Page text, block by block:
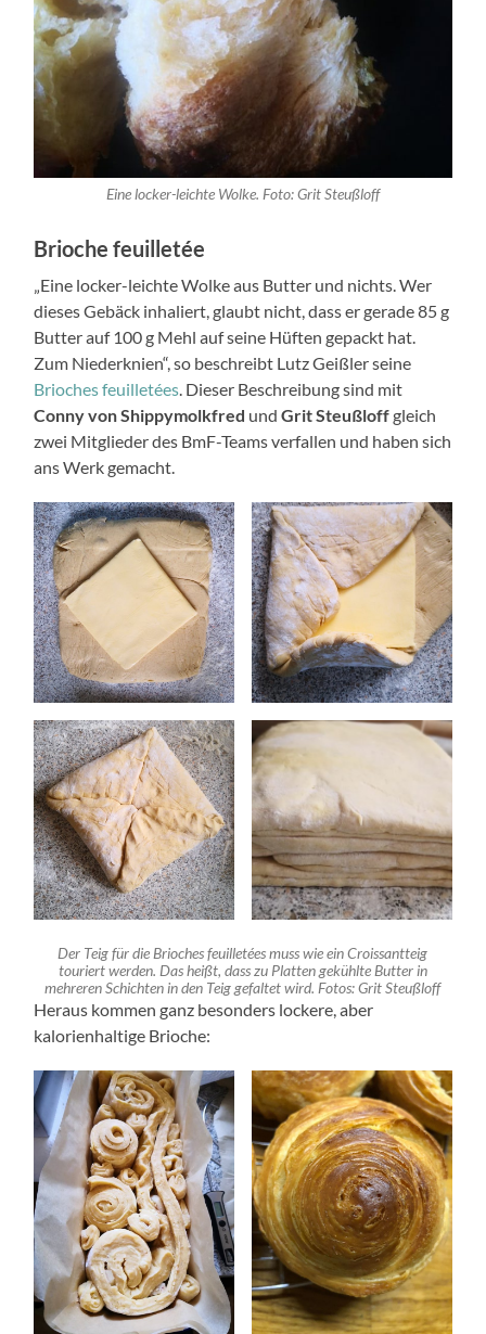
Eine locker-leichte Wolke. Foto: Grit Steußloff
Brioche feuilletée
„Eine locker-leichte Wolke aus Butter und nichts. Wer
dieses Gebäck inhaliert, glaubt nicht, dass er gerade 85 g
Butter auf 100 g Mehl auf seine Hüften gepackt hat.
Zum Niederknien“, so beschreibt Lutz Geißler seine
Brioches feuilletées. Dieser Beschreibung sind mit
Conny von Shippymolkfred undGrit Steußloffgleich
zwei Mitglieder des BmF-Teams verfallen und haben sich
ans Werk gemacht.
Der Teig für die Brioches feuilletées muss wie ein Croissantteig
touriert werden. Das heißt, dass zu Platten gekühlte Butter in
mehreren Schichten in den Teig gefaltet wird. Fotos: Grit Steußloff
Heraus kommen ganz besonders lockere, aber
kalorienhaltige Brioche: